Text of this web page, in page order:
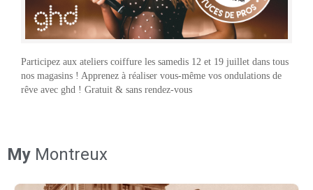
Participez aux ateliers coiffure les samedis 12 et 19 juillet dans tous
nos magasins ! Apprenez à réaliser vous-même vos ondulations de
rêve avec ghd ! Gratuit & sans rendez-vous
My Montreux